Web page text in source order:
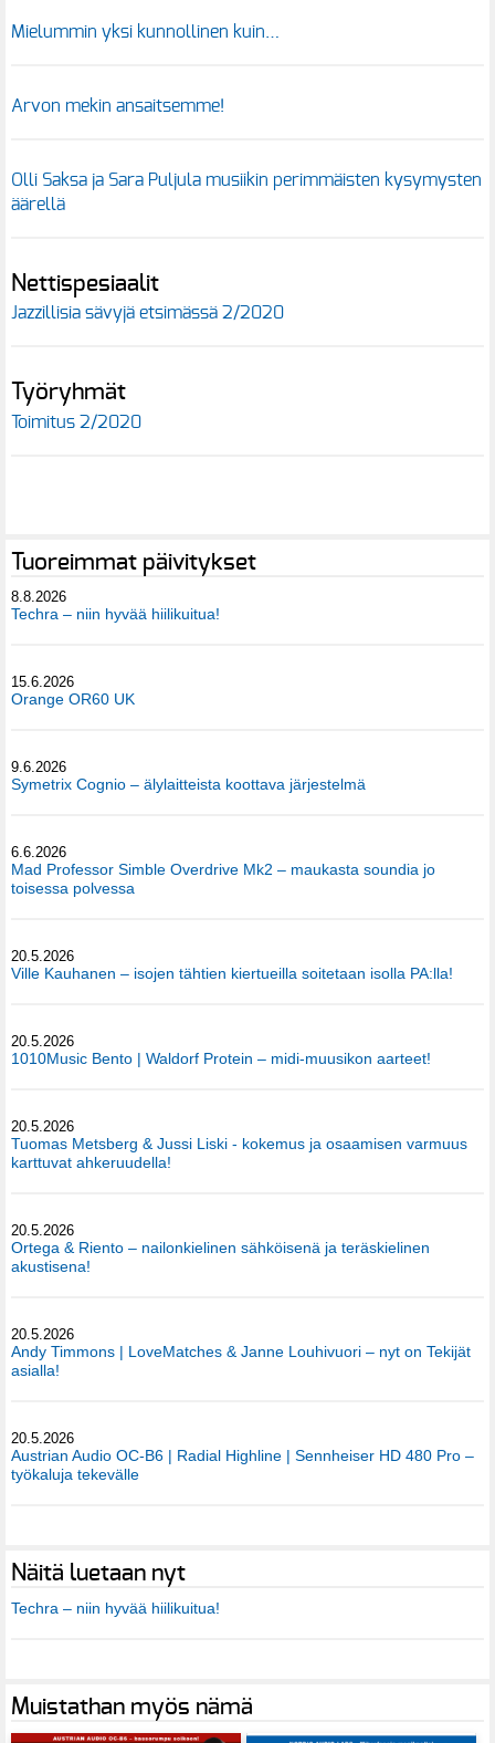
Mielummin yksi kunnollinen kuin…
Arvon mekin ansaitsemme!
Olli Saksa ja Sara Puljula musiikin perimmäisten kysymysten
äärellä
Nettispesiaalit
Jazzillisia sävyjä etsimässä 2/2020
Työryhmät
Toimitus 2/2020
Tuoreimmat päivitykset
8.8.2026
Techra – niin hyvää hiilikuitua!
15.6.2026
Orange OR60 UK
9.6.2026
Symetrix Cognio – älylaitteista koottava järjestelmä
6.6.2026
Mad Professor Simble Overdrive Mk2 – maukasta soundia jo
toisessa polvessa
20.5.2026
Ville Kauhanen – isojen tähtien kiertueilla soitetaan isolla PA:lla!
20.5.2026
1010Music Bento | Waldorf Protein – midi-muusikon aarteet!
20.5.2026
Tuomas Metsberg & Jussi Liski - kokemus ja osaamisen varmuus
karttuvat ahkeruudella!
20.5.2026
Ortega & Riento – nailonkielinen sähköisenä ja teräskielinen
akustisena!
20.5.2026
Andy Timmons | LoveMatches & Janne Louhivuori – nyt on Tekijät
asialla!
20.5.2026
Austrian Audio OC-B6 | Radial Highline | Sennheiser HD 480 Pro –
työkaluja tekevälle
Näitä luetaan nyt
Techra – niin hyvää hiilikuitua!
Muistathan myös nämä